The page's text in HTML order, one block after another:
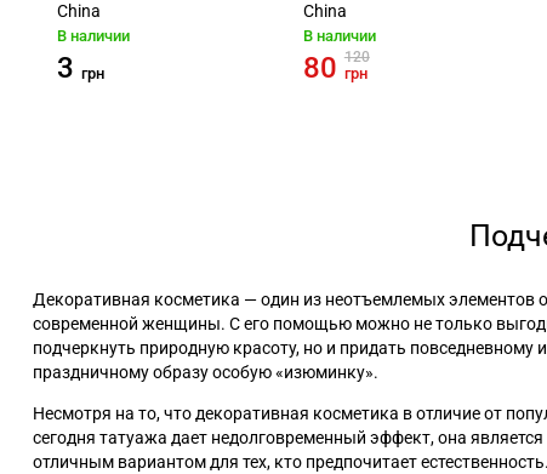
China
В наличии
3 грн
China
В наличии
80 120
грн
Декоративная косметика —один из неотъемлемых элементов
современной женщины. С его помощью можно не только
подчеркнуть природную красоту, но и придать повседневному
праздничному образу особую «изюминку».
Несмотря на то, что декоративная косметика в отличие от
сегодня татуажа дает недолговременный эффект, она является
отличным вариантом для тех, кто предпочитает